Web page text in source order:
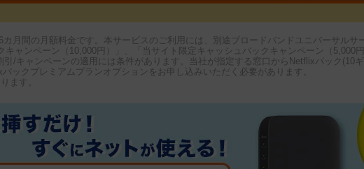
月間の月額料金です。本サービスのご利用には、別途ブロードバンドユニバーサルサ
ャンペーン（10,000円）」、「当サイト限定キャッシュバックキャンペーン（5,000
/キャンペーンの適用には条件があります。当社が指定する窓口からNetflixパック(10
ックプレミアムプランオプションをお申し込みいただく必要があります。
ます。